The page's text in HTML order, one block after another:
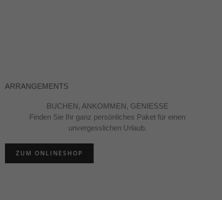
ARRANGEMENTS
BUCHEN, ANKOMMEN, GENIESSE
Finden Sie Ihr ganz persönliches Paket für einen
unvergesslichen Urlaub.
ZUM ONLINESHOP